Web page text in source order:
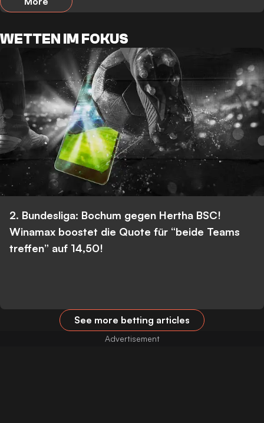
WETTEN IM FOKUS
2. Bundesliga: Bochum gegen Hertha BSC!
Winamax boostet die Quote für “beide Teams
treffen” auf 14,50!
See more betting articles